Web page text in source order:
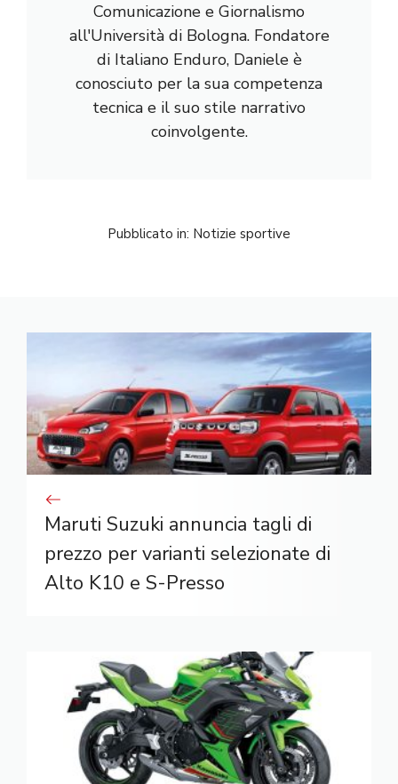
Comunicazione e Giornalismo
all'Università di Bologna. Fondatore
di Italiano Enduro, Daniele è
conosciuto per la sua competenza
tecnica e il suo stile narrativo
coinvolgente.
Pubblicato in: Notizie sportive
Maruti Suzuki annuncia tagli di
prezzo per varianti selezionate di
Alto K10 e S-Presso